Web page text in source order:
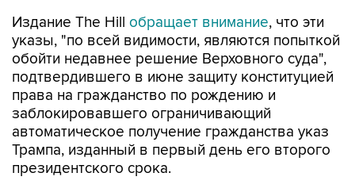
Издание The Hill обращает внимание, что эти
указы, "по всей видимости, являются попыткой
обойти недавнее решение Верховного суда",
подтвердившего в июне защиту конституцией
права на гражданство по рождению и
заблокировавшего ограничивающий
автоматическое получение гражданства указ
Трампа, изданный в первый день его второго
президентского срока.